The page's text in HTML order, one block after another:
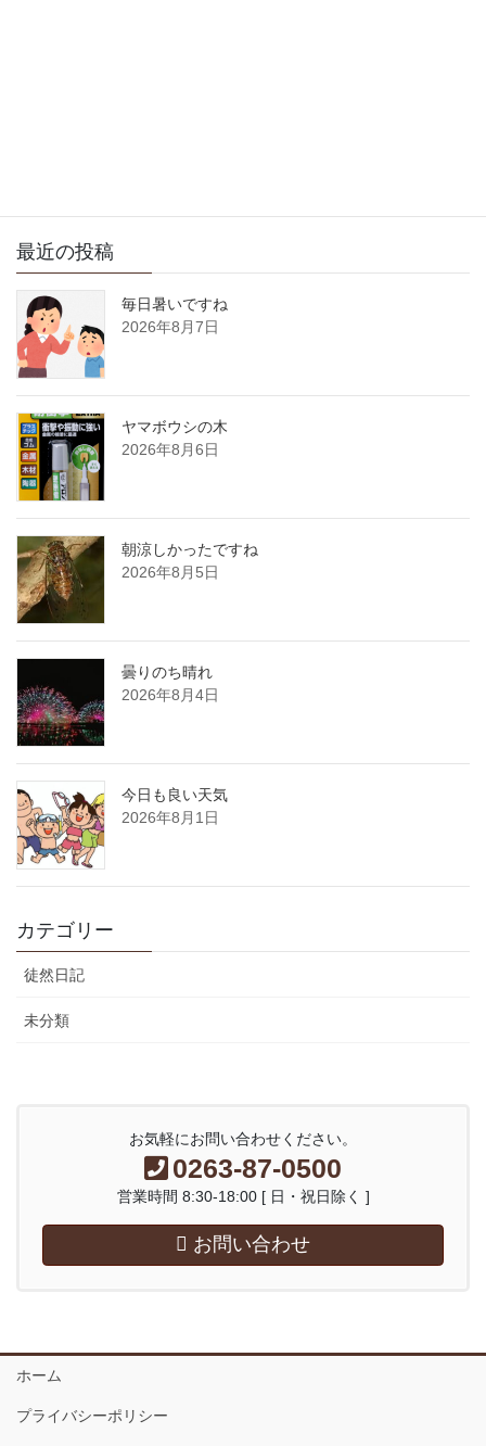
最近の投稿
毎日暑いですね
2026年8月7日
ヤマボウシの木
2026年8月6日
朝涼しかったですね
2026年8月5日
曇りのち晴れ
2026年8月4日
今日も良い天気
2026年8月1日
カテゴリー
徒然日記
未分類
お気軽にお問い合わせください。
0263-87-0500
営業時間 8:30-18:00 [ 日・祝日除く ]
お問い合わせ
ホーム
プライバシーポリシー